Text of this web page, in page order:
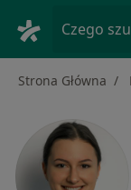
Czego
Strona Główna